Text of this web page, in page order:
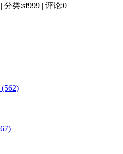
分类:sf999 | 评论:0
(562)